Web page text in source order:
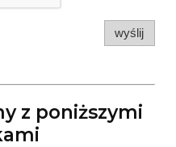
wyślij
z poniższymi